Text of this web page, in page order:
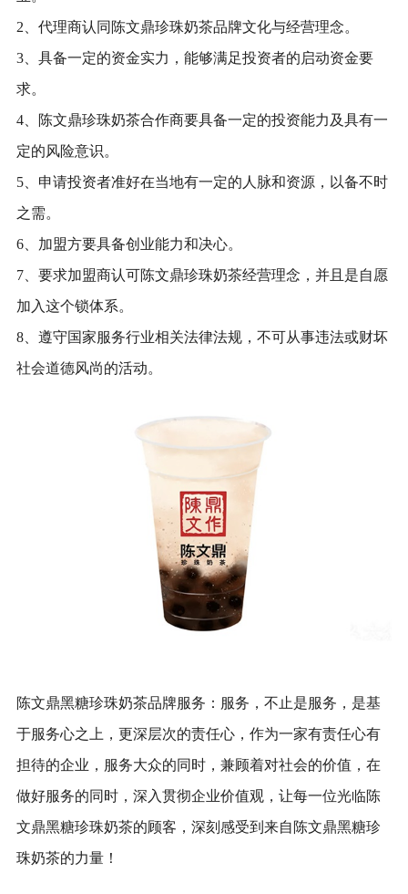
2、代理商认同陈文鼎珍珠奶茶品牌文化与经营理念。
3、具备一定的资金实力，能够满足投资者的启动资金要
求。
4、陈文鼎珍珠奶茶合作商要具备一定的投资能力及具有一
定的风险意识。
5、申请投资者准好在当地有一定的人脉和资源，以备不时
之需。
6、加盟方要具备创业能力和决心。
7、要求加盟商认可陈文鼎珍珠奶茶经营理念，并且是自愿
加入这个锁体系。
8、遵守国家服务行业相关法律法规，不可从事违法或财坏
社会道德风尚的活动。
陈文鼎黑糖珍珠奶茶品牌服务：服务，不止是服务，是基
于服务心之上，更深层次的责任心，作为一家有责任心有
担待的企业，服务大众的同时，兼顾着对社会的价值，在
做好服务的同时，深入贯彻企业价值观，让每一位光临陈
文鼎黑糖珍珠奶茶的顾客，深刻感受到来自陈文鼎黑糖珍
珠奶茶的力量！